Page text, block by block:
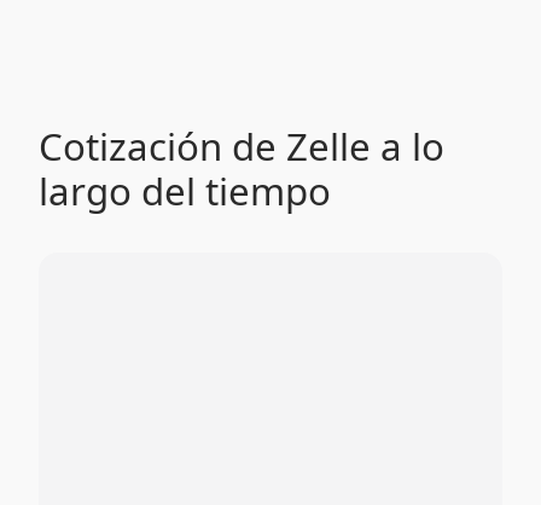
Cotización de Zelle a lo
largo del tiempo